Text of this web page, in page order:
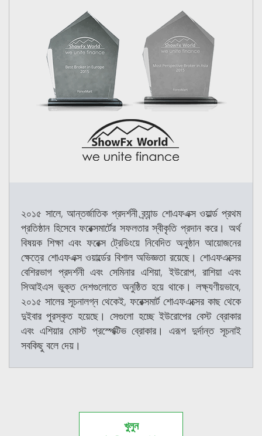
২০১৫ সালে, আন্তর্জাতিক প্রদর্শনী ব্র্যান্ড শোএফএক্স ওয়ার্ল্ড প্রথম
প্রতিষ্ঠান হিসেবে ফরেক্সমার্টের সফলতার স্বীকৃতি প্রদান করে। অর্থ
বিষয়ক শিক্ষা এবং ফরেক্স ট্রেডিংয়ে নিবেদিত অনুষ্ঠান আয়োজনের
ক্ষেত্রে শোএফএক্স ওয়ার্ল্ডের বিশাল অভিজ্ঞতা রয়েছে। শোএফএক্সের
বেশিরভাগ প্রদর্শনী এবং সেমিনার এশিয়া, ইউরোপ, রাশিয়া এবং
সিআইএস ভুক্ত দেশগুলোতে অনুষ্ঠিত হয়ে থাকে। লক্ষ্যণীয়ভাবে,
২০১৫ সালের সূচনালগ্ন থেকেই, ফরেক্সমার্ট শোএফএক্সের কাছ থেকে
দুইবার পুরস্কৃত হয়েছে। সেগুলো হচ্ছে ইউরোপের বেস্ট ব্রোকার
এবং এশিয়ার মোস্ট প্রস্পেক্টিভ ব্রোকার। এরূপ দুর্দান্ত সূচনাই
সবকিছু বলে দেয়।
খুলুন